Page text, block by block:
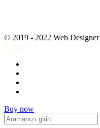
© 2019 - 2022 Web Designer
Ajansı
Buy now